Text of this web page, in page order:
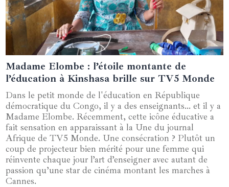
16 décembre 2024
Madame Elombe : l’étoile montante de
l’éducation à Kinshasa brille sur TV5 Monde
Dans le petit monde de l'éducation en République
démocratique du Congo, il y a des enseignants... et il y a
Madame Elombe. Récemment, cette icône éducative a
fait sensation en apparaissant à la Une du journal
Afrique de TV5 Monde. Une consécration ? Plutôt un
coup de projecteur bien mérité pour une femme qui
réinvente chaque jour l’art d’enseigner avec autant de
passion qu’une star de cinéma montant les marches à
Cannes.